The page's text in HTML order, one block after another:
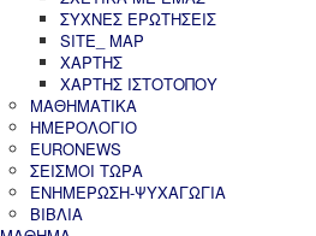
ΣΥΧΝΕΣ ΕΡΩΤΗΣΕΙΣ
SITE_ MAP
ΧΑΡΤΗΣ
ΧΑΡΤΗΣ ΙΣΤΟΤΟΠΟΥ
ΜΑΘΗΜΑΤΙΚΑ
ΗΜΕΡΟΛΟΓΙΟ
EURONEWS
ΣΕΙΣΜΟΙ ΤΩΡΑ
ΕΝΗΜΕΡΩΣΗ-ΨΥΧΑΓΩΓΙΑ
ΒΙΒΛΙΑ